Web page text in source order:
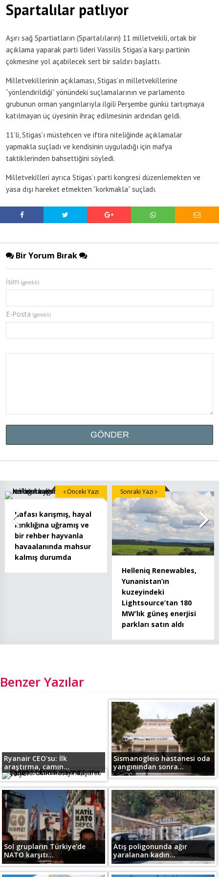
Spartalılar patlıyor
Aşırı sağ Spartiatların (Spartalıların) 11 milletvekili, ortak bir
açıklama yaparak parti lideri Vassilis Stigas’a karşı partinin
çökmesine yol açabilecek sert bir saldırı başlattı.
Milletvekillerinin açıklaması, Stigas’ın milletvekillerine
“yönlendirildiği” yönündeki suçlamalarının ve parlamento
grubunun orman yangınlarıyla ilgili Perşembe günkü tartışmaya
katılmayan üç üyesinin ihraç edilmesinin ardından geldi.
11’li, Stigas’ı müstehcen ve iftira niteliğinde açıklamalar
yapmakla suçladı ve kendisinin uyguladığı için mafya
taktiklerinden bahsettiğini söyledi.
Milletvekilleri ayrıca Stigas’ı parti kongresi düzenlemekten ve
yasa dışı hareket etmekten “korkmakla” suçladı.
Bir Yorum Bırak
İsim (gerekli)
E-Posta (gerekli)
Kafası karışmış, hayal
kırıklığına uğramış ve
bir rehber hayvanla
havaalanında mahsur
kalmış durumda
Önceki Yazı
Helleniq Renewables,
Yunanistan’ın
kuzeyindeki
Lightsource’tan 180
MW’lık güneş enerjisi
parkları satın aldı
Sonraki Yazı
Benzer Yazılar
Ryanair CEO’su: İlk
araştırma, camın...
Sismanogleio hastanesi oda
yangınından sonra...
Sol grupların Türkiye’de
NATO karşıtı...
Atış poligonunda ağır
yaralanan kadın...